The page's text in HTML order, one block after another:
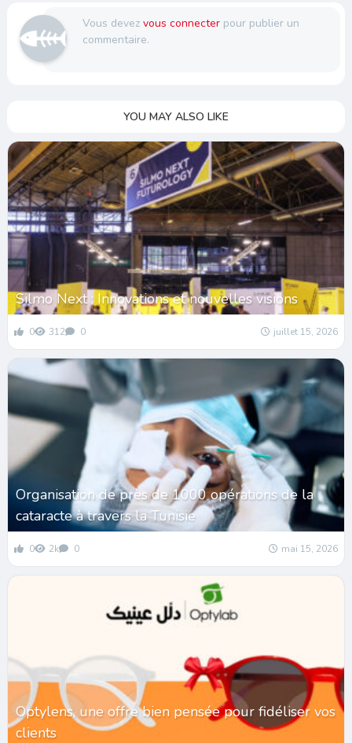
Vous devez vous connecterpour publier un
commentaire.
YOU MAY ALSO LIKE
Silmo Next : Innovations et nouvelles visions
0 312 0 juillet 15, 2026
Organisation de près de 1000 opérations de la
cataracte à travers la Tunisie
0 2k 0 mai 15, 2026
Optylens, une offre bien pensée pour fidéliser vos
clients